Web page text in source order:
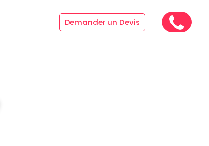
Demander un Devis